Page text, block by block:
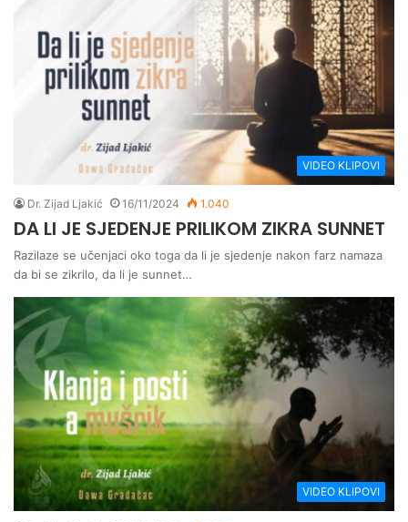
VIDEO KLIPOVI
Dr. Zijad Ljakić 16/11/2024 1.040
DA LI JE SJEDENJE PRILIKOM ZIKRA SUNNET
Razilaze se učenjaci oko toga da li je sjedenje nakon farz namaza
da bi se zikrilo, da li je sunnet…
VIDEO KLIPOVI